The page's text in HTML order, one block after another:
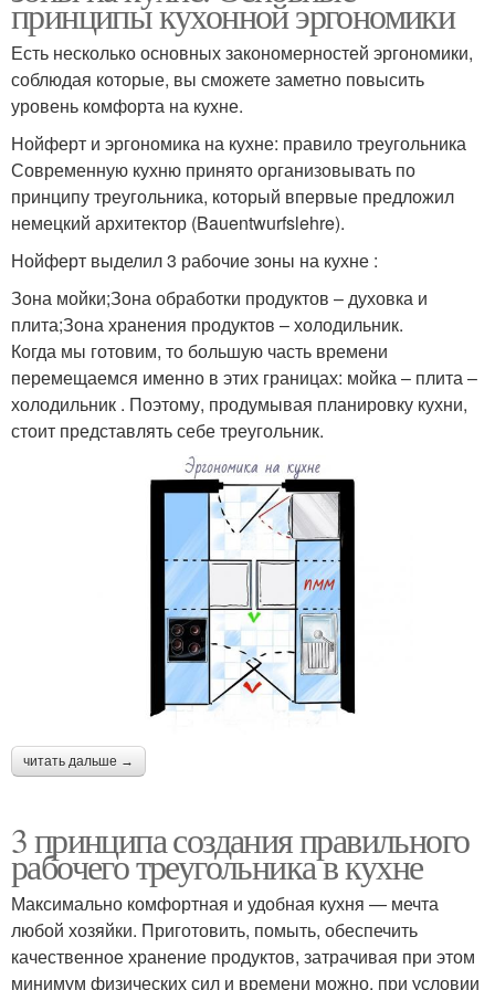
принципы кухонной эргономики
Есть несколько основных закономерностей эргономики,
соблюдая которые, вы сможете заметно повысить
уровень комфорта на кухне.
Нойферт и эргономика на кухне: правило треугольника
Современную кухню принято организовывать по
принципу треугольника, который впервые предложил
немецкий архитектор (Bauentwurfslehre).
Нойферт выделил 3 рабочие зоны на кухне :
Зона мойки;Зона обработки продуктов – духовка и
плита;Зона хранения продуктов – холодильник.
Когда мы готовим, то большую часть времени
перемещаемся именно в этих границах: мойка – плита –
холодильник . Поэтому, продумывая планировку кухни,
стоит представлять себе треугольник.
читать дальше →
3 принципа создания правильного
рабочего треугольника в кухне
Максимально комфортная и удобная кухня — мечта
любой хозяйки. Приготовить, помыть, обеспечить
качественное хранение продуктов, затрачивая при этом
минимум физических сил и времени можно, при условии